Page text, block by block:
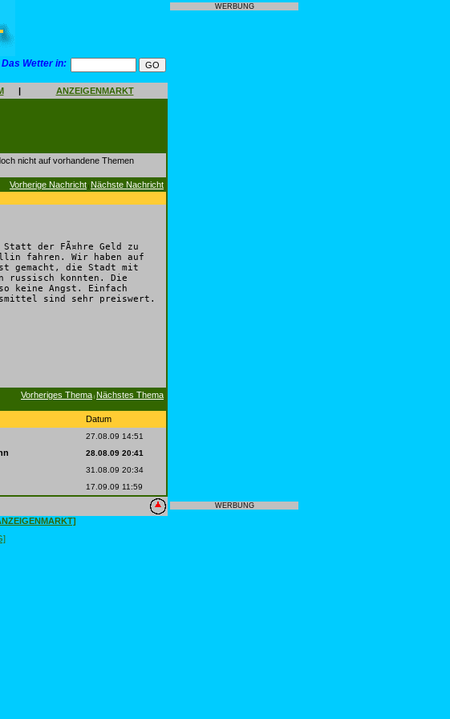
Das Wetter in:
| ANZEIGENMARKT
nicht auf vorhandene Themen
Vorherige Nachricht | Nächste Nachricht
Statt der FÃ¤hre Geld zu
fahren. Wir haben auf
gemacht, die Stadt mit
russisch konnten. Die
keine Angst. Einfach
sind sehr preiswert.
Vorheriges Thema | Nächstes Thema
Datum
27.08.09 14:51
28.08.09 20:41
31.08.09 20:34
17.09.09 11:59
WERBUNG
WERBUNG